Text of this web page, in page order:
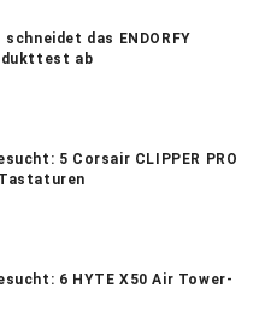
das ENDORFY
ab
5 Corsair CLIPPER PRO
6 HYTE X50 Air Tower-